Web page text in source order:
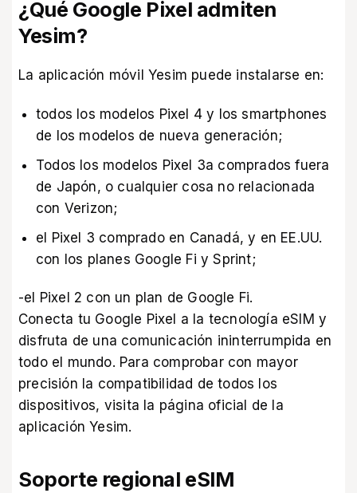
¿Qué Google Pixel admiten
Yesim?
La aplicación móvil Yesim puede instalarse en:
todos los modelos Pixel 4 y los smartphones
de los modelos de nueva generación;
Todos los modelos Pixel 3a comprados fuera
de Japón, o cualquier cosa no relacionada
con Verizon;
el Pixel 3 comprado en Canadá, y en EE.UU.
con los planes Google Fi y Sprint;
-el Pixel 2 con un plan de Google Fi.
Conecta tu Google Pixel a la tecnología eSIM y
disfruta de una comunicación ininterrumpida en
todo el mundo. Para comprobar con mayor
precisión la compatibilidad de todos los
dispositivos, visita la página oficial de la
aplicación Yesim.
Soporte regional eSIM